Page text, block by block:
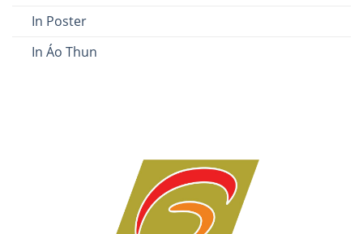
In Poster
In Áo Thun